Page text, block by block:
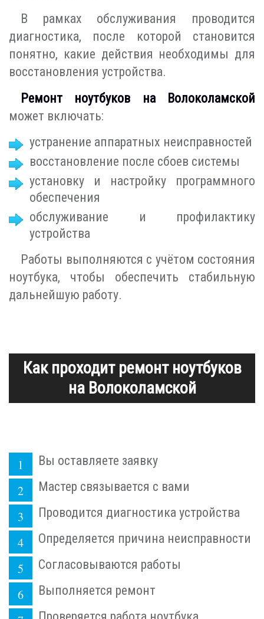
В рамках обслуживания проводится
диагностика, после которой становится
понятно, какие действия необходимы для
восстановления устройства.
Ремонт ноутбуков на Волоколамской
может включать:
устранение аппаратных неисправностей
восстановление после сбоев системы
установку и настройку программного
обеспечения
обслуживание и профилактику
устройства
Работы выполняются с учётом состояния
ноутбука, чтобы обеспечить стабильную
дальнейшую работу.
Как проходит ремонт ноутбуков
на Волоколамской
Вы оставляете заявку
Мастер связывается с вами
Проводится диагностика устройства
Определяется причина неисправности
Согласовываются работы
Выполняется ремонт